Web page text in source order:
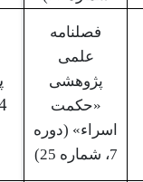
فصلنامه
علمی
پژوهشی
«حکمت
اسراء» (دوره
7، شماره 25)